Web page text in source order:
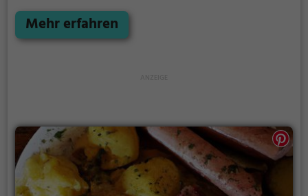
traditionelle deutsche Gerichte und regionale
Spezialitäten. Tauche ein in die entspannte
Mehr erfahren